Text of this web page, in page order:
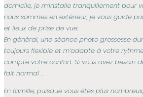
domicile, je m’installe tranquillement pour
nous sommes en extérieur, je vous guide
et lieux de prise de vue.
En général, une séance photo grossesse
toujours flexible et m’adapte à votre
compte votre confort. Si vous avez besoin
fait normal …
En famille, puisque vous êtes plus